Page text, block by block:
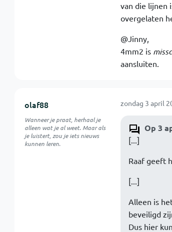
van die lijnen
overgelaten
@Jinny,
4mm2 is
aansluiten.
olaf88
Wanneer je praat, herhaal je
alleen wat je al weet. Maar als
je luistert, zou je iets nieuws
kunnen leren.
zondag 3 april
Op 3
[...]
Raaf geeft
[...]
Alleen is
beveiligd
Dus hier